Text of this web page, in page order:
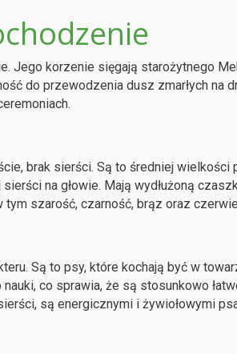
Jego korzenie sięgają starożytnego
do przewodzenia dusz zmarłych na
brak sierści. Są to średniej wielkości
na głowie. Mają wydłużoną
szarość, czarność, brąz oraz
Są to psy, które kochają być w
co sprawia, że są stosunkowo
są energicznymi i żywiołowymi